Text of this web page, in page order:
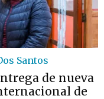
Santos
de nueva
de